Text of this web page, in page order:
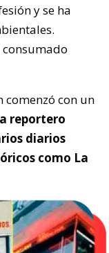
y se ha
consumado
comenzó con un
reportero
diarios
como La